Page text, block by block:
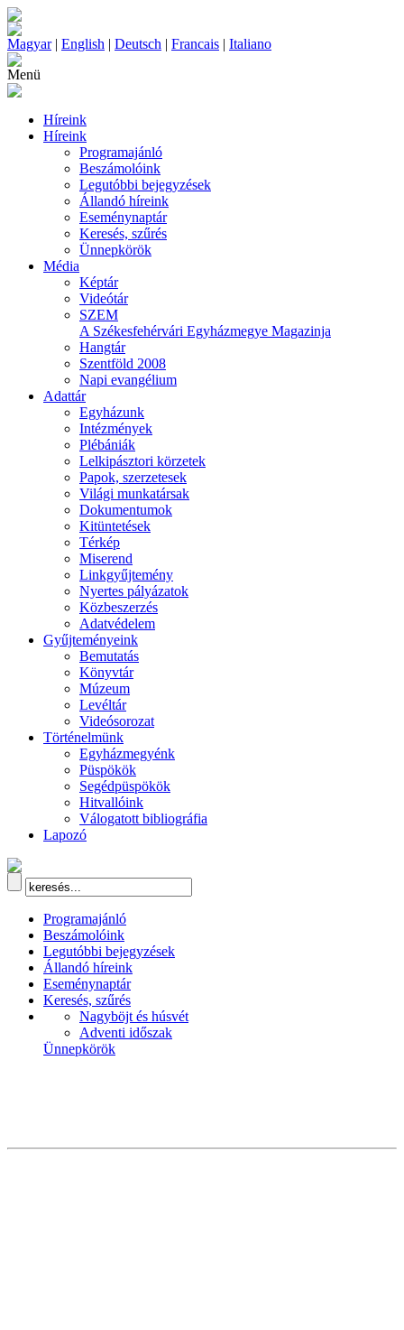
Magyar| English | Deutsch | Francais | Italiano
Menü
Híreink
Híreink
Programajánló
Beszámolóink
Legutóbbi bejegyzések
Állandó híreink
Eseménynaptár
Keresés, szűrés
Ünnepkörök
Média
Képtár
Videótár
SZEM
A Székesfehérvári Egyházmegye Magazinja
Hangtár
Szentföld 2008
Napi evangélium
Adattár
Egyházunk
Intézmények
Plébániák
Lelkipásztori körzetek
Papok, szerzetesek
Világi munkatársak
Dokumentumok
Kitüntetések
Térkép
Miserend
Linkgyűjtemény
Nyertes pályázatok
Közbeszerzés
Adatvédelem
Gyűjteményeink
Bemutatás
Könyvtár
Múzeum
Levéltár
Videósorozat
Történelmünk
Egyházmegyénk
Püspökök
Segédpüspökök
Hitvallóink
Válogatott bibliográfia
Lapozó
Programajánló
Beszámolóink
Legutóbbi bejegyzések
Állandó híreink
Eseménynaptár
Keresés, szűrés
Nagyböjt és húsvét
Adventi időszak
Ünnepkörök